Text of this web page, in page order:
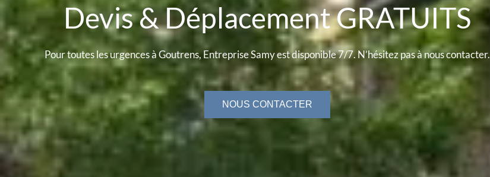
Devis & Déplacement GRATUITS
Pour toutes les urgences à Goutrens, Entreprise Samy est disponible 7/7. N’hésitez pas à nous contacter.
NOUS CONTACTER